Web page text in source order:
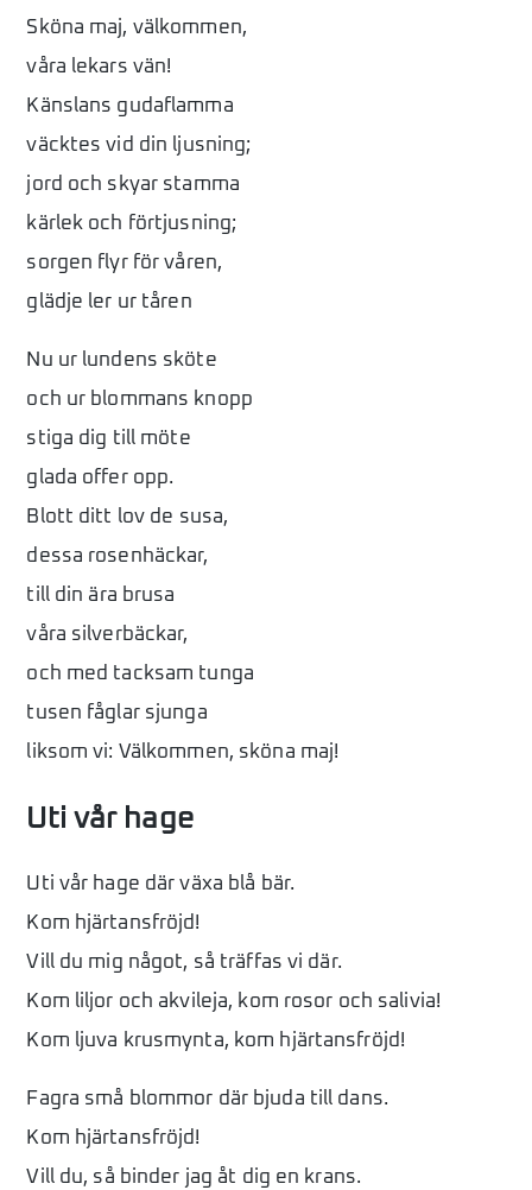
Sköna maj, välkommen,
våra lekars vän!
Känslans gudaflamma
väcktes vid din ljusning;
jord och skyar stamma
kärlek och förtjusning;
sorgen flyr för våren,
glädje ler ur tåren
Nu ur lundens sköte
och ur blommans knopp
stiga dig till möte
glada offer opp.
Blott ditt lov de susa,
dessa rosenhäckar,
till din ära brusa
våra silverbäckar,
och med tacksam tunga
tusen fåglar sjunga
liksom vi: Välkommen, sköna maj!
Uti vår hage
Uti vår hage där växa blå bär.
Kom hjärtansfröjd!
Vill du mig något, så träffas vi där.
Kom liljor och akvileja, kom rosor och salivia!
Kom ljuva krusmynta, kom hjärtansfröjd!
Fagra små blommor där bjuda till dans.
Kom hjärtansfröjd!
Vill du, så binder jag åt dig en krans.